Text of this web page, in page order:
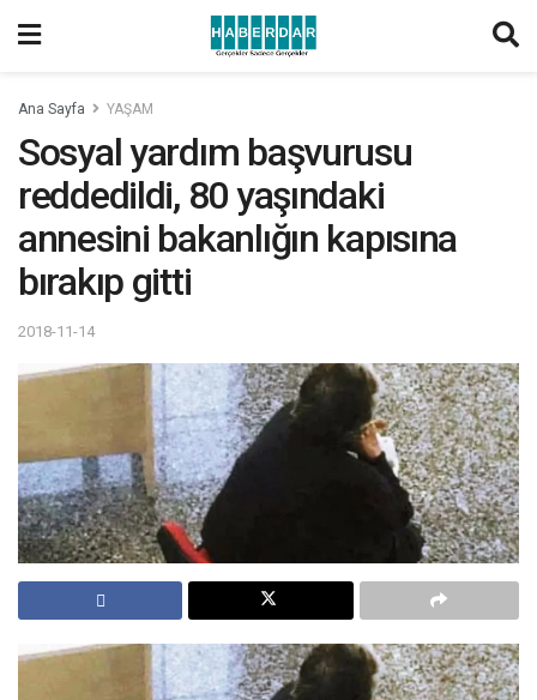
Ana Sayfa YAŞAM
Sosyal yardım başvurusu
reddedildi, 80 yaşındaki
annesini bakanlığın kapısına
bırakıp gitti
2018-11-14